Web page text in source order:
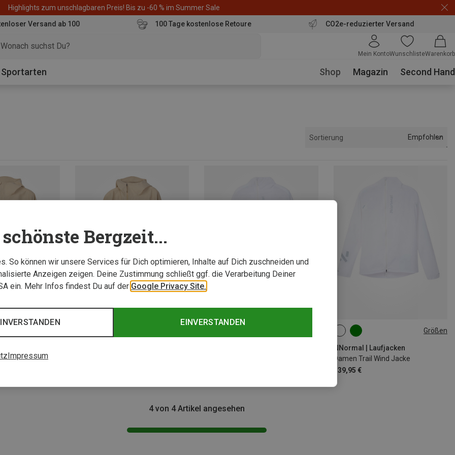
Highlights zum unschlagbaren Preis! Bis zu -60 % im Summer Sale
Versand ab 100
100 Tage kostenlose Retoure CO2e-reduzierter Versand
Mein KontoWunschlisteWarenkorb
Sportarten Shop Magazin Second Hand
Sortierung Empfohlen
Jacke
Größen
NNormal | Laufjacken
Damen Trail Wind Jacke
139,95 €
XS S
4 von 4 Artikel angesehen
Bergzeit...
So können wir unsere Services für Dich optimieren, Inhalte auf Dich zuschneiden und
Anzeigen zeigen. Deine Zustimmung schließt ggf. die Verarbeitung Deiner
ein. Mehr Infos findest Du auf der Google Privacy Site.
EINVERSTANDEN
Impressum